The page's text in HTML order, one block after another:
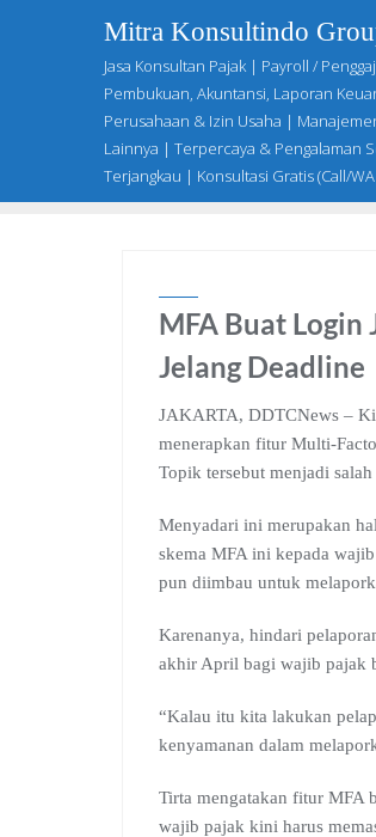
Mitra Konsultindo
Jasa Konsultan Pajak | Payroll /
Pembukuan, Akuntansi, Laporan
Perusahaan & Izin Usaha |
Lainnya | Terpercaya & Pengalaman
Terjangkau | Konsultasi Gratis (Call/WA
MFA Buat Login
Jelang Deadline
JAKARTA, DDTCNews –
menerapkan fitur Multi-
Topik tersebut menjadi
Menyadari ini merupakan
skema MFA ini kepada
pun diimbau untuk
Karenanya, hindari
akhir April bagi wajib pajak
“Kalau itu kita lakukan
kenyamanan dalam
Tirta mengatakan fitur MFA
wajib pajak kini harus